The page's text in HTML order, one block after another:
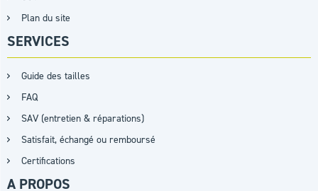
Plan du site
SERVICES
Guide des tailles
FAQ
SAV (entretien & réparations)
Satisfait, échangé ou remboursé
Certifications
A PROPOS